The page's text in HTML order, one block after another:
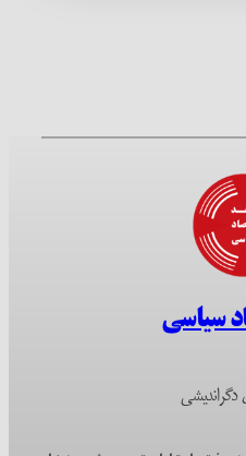
سیاسی
دگراندیشی